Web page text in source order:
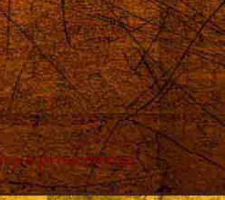
e provenienza